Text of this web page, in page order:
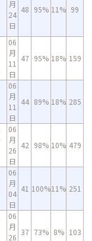
月
24
日
48 95% 11% 99
06
月
11
日
47 95% 18% 159
06
月
11
日
44 89% 18% 285
06
月
26
日
42 98% 10% 479
06
月
04
日
41 100%11% 251
06
月
26
37 73% 8% 103